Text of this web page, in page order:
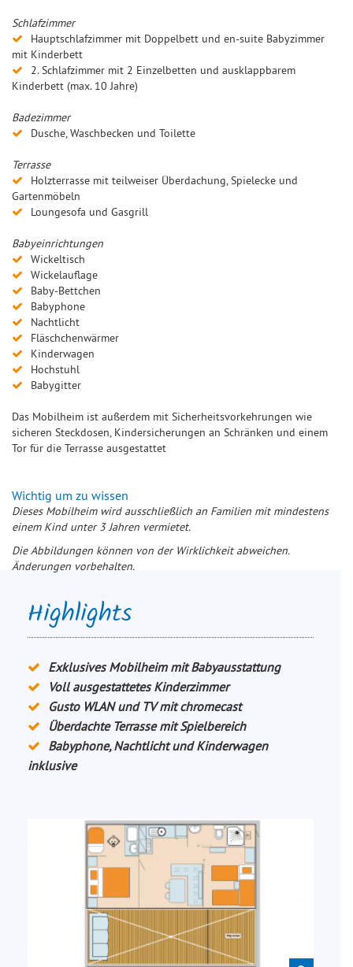
Schlafzimmer
Hauptschlafzimmer mit Doppelbett und en-suite Babyzimmer
mit Kinderbett
2. Schlafzimmer mit 2 Einzelbetten und ausklappbarem
Kinderbett (max. 10 Jahre)
Badezimmer
Dusche, Waschbecken und Toilette
Terrasse
Holzterrasse mit teilweiser Überdachung, Spielecke und
Gartenmöbeln
Loungesofa und Gasgrill
Babyeinrichtungen
Wickeltisch
Wickelauflage
Baby-Bettchen
Babyphone
Nachtlicht
Fläschchenwärmer
Kinderwagen
Hochstuhl
Babygitter
Das Mobilheim ist außerdem mit Sicherheitsvorkehrungen wie
sicheren Steckdosen, Kindersicherungen an Schränken und einem
Tor für die Terrasse ausgestattet
Wichtig um zu wissen
Dieses Mobilheim wird ausschließlich an Familien mit mindestens
einem Kind unter 3 Jahren vermietet.
Die Abbildungen können von der Wirklichkeit abweichen.
Änderungen vorbehalten.
Highlights
Exklusives Mobilheim mit Babyausstattung
Voll ausgestattetes Kinderzimmer
Gusto WLAN und TV mit chromecast
Überdachte Terrasse mit Spielbereich
Babyphone, Nachtlicht und Kinderwagen
inklusive